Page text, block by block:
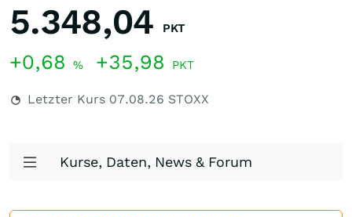
5.348,04 PKT
+0,68 % +35,98 PKT
Letzter Kurs 07.08.26 STOXX
Kurse, Daten, News & Forum